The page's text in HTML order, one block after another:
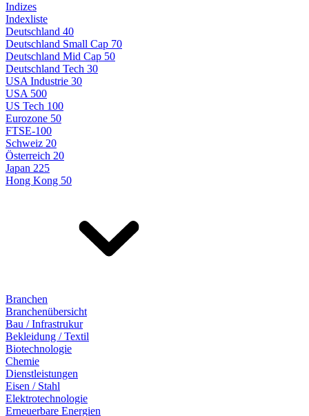
Indizes
Indexliste
Deutschland 40
Deutschland Small Cap 70
Deutschland Mid Cap 50
Deutschland Tech 30
USA Industrie 30
USA 500
US Tech 100
Eurozone 50
FTSE-100
Schweiz 20
Österreich 20
Japan 225
Hong Kong 50
Branchen
Branchenübersicht
Bau / Infrastrukur
Bekleidung / Textil
Biotechnologie
Chemie
Dienstleistungen
Eisen / Stahl
Elektrotechnologie
Erneuerbare Energien